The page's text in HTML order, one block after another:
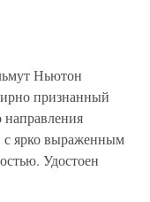
Ньютон
признанный
с ярко выраженным
Удостоен